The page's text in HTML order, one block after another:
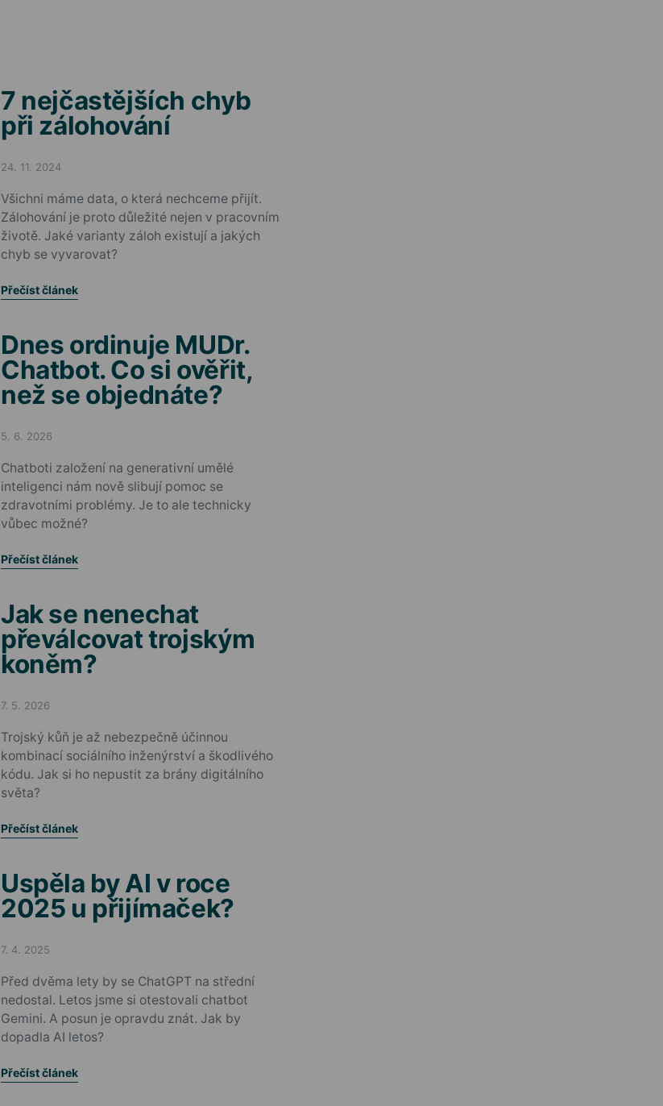
7 nejčastějších chyb
při zálohování
Posted on
24. 11. 2024
Všichni máme data, o která nechceme přijít.
Zálohování je proto důležité nejen v pracovním
životě. Jaké varianty záloh existují a jakých
chyb se vyvarovat?
Přečíst článek
Dnes ordinuje MUDr.
Chatbot. Co si ověřit,
než se objednáte?
Posted on
5. 6. 2026
Chatboti založení na generativní umělé
inteligenci nám nově slibují pomoc se
zdravotními problémy. Je to ale technicky
vůbec možné?
Přečíst článek
Jak se nenechat
převálcovat trojským
koněm?
Posted on
7. 5. 2026
Trojský kůň je až nebezpečně účinnou
kombinací sociálního inženýrství a škodlivého
kódu. Jak si ho nepustit za brány digitálního
světa?
Přečíst článek
Uspěla by AI v roce
2025 u přijímaček?
Posted on
7. 4. 2025
Před dvěma lety by se ChatGPT na střední
nedostal. Letos jsme si otestovali chatbot
Gemini. A posun je opravdu znát. Jak by
dopadla AI letos?
Přečíst článek